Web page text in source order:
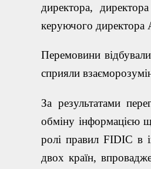
директора,
керуючого директора
Перемовини
сприяли
За результатами
обміну інформацією
ролі правил FIDIC в
двох країн,